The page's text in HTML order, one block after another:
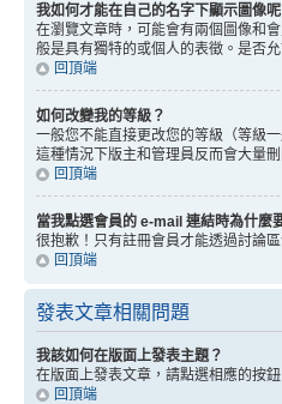
我如何才能在自己的名字下顯示圖像呢
在瀏覽文章時，可能會有兩個圖像和
般是具有獨特的或個人的表徵。是否
回頂端
如何改變我的等級？
一般您不能直接更改您的等級（等級
這種情況下版主和管理員反而會大量
回頂端
當我點選會員的 e-mail 連結時為什麼
很抱歉！只有註冊會員才能透過討論
回頂端
發表文章相關問題
我該如何在版面上發表主題？
在版面上發表文章，請點選相應的按
回頂端